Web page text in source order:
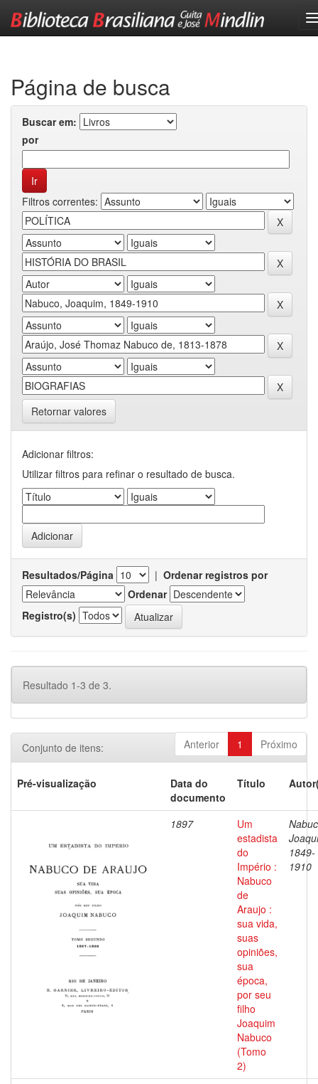
Página de busca
Buscar em:
por
Filtros correntes:
Retornar valores
Adicionar filtros:
Utilizar filtros para refinar o resultado de busca.
Resultados/Página | Ordenar registros por
Ordenar
Registro(s)
Resultado 1-3 de 3.
Anterior 1 Próximo
Conjunto de itens:
Pré-visualização
Data do
documento
Título
1897
Um
estadista
do
Império :
Nabuco
de
Araujo :
sua vida,
suas
opiniões,
sua
época,
por seu
filho
Joaquim
Nabuco
(Tomo
2)
1849-
1910